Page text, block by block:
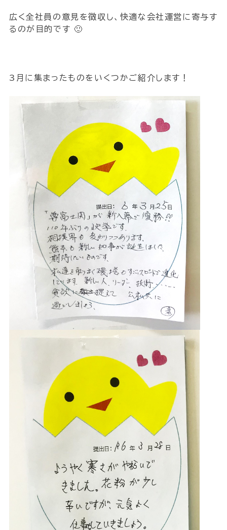
広く全社員の意見を徴収し、快適な会社運営に寄与す
るのが目的です 🙂
3月に集まったものをいくつかご紹介します！